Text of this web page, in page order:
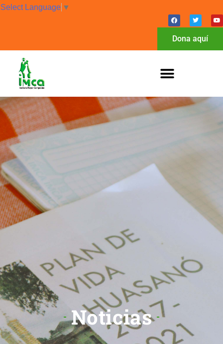
Select Language ▼
Dona aquí
Noticias